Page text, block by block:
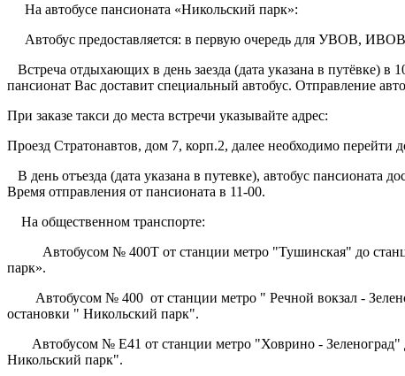
На автобусе пансионата «Никольский парк»:
Автобус предоставляется: в первую очередь для УВОВ,
Встреча отдыхающих в день заезда (дата указана в путёвке)
пансионат Вас доставит специальный автобус. Отправление
При заказе такси до места встречи указывайте адрес:
Проезд Стратонавтов, дом 7, корп.2, далее необходимо перейти
В день отъезда (дата указана в путевке), автобус
Время отправления от пансионата в 11-00.
На общественном транспорте:
Автобусом № 400Т от станции метро "Тушинская" до
парк».
Автобусом № 400 от станции метро " Речной вокзал -
остановки " Никольский парк".
Автобусом № Е41 от станции метро "Ховрино - Зеленоград"
Никольский парк".